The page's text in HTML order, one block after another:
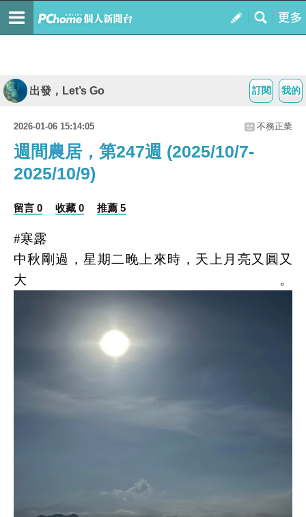
我的
訂閱
出發，Let’s Go
2026-01-06 15:14:05 不務正業
週間農居，第247週 (2025/10/7-
2025/10/9)
留言 0 收藏 0 推薦 5
#寒露
中秋剛過，星期二晚上來時，天上月亮又圓又
大。